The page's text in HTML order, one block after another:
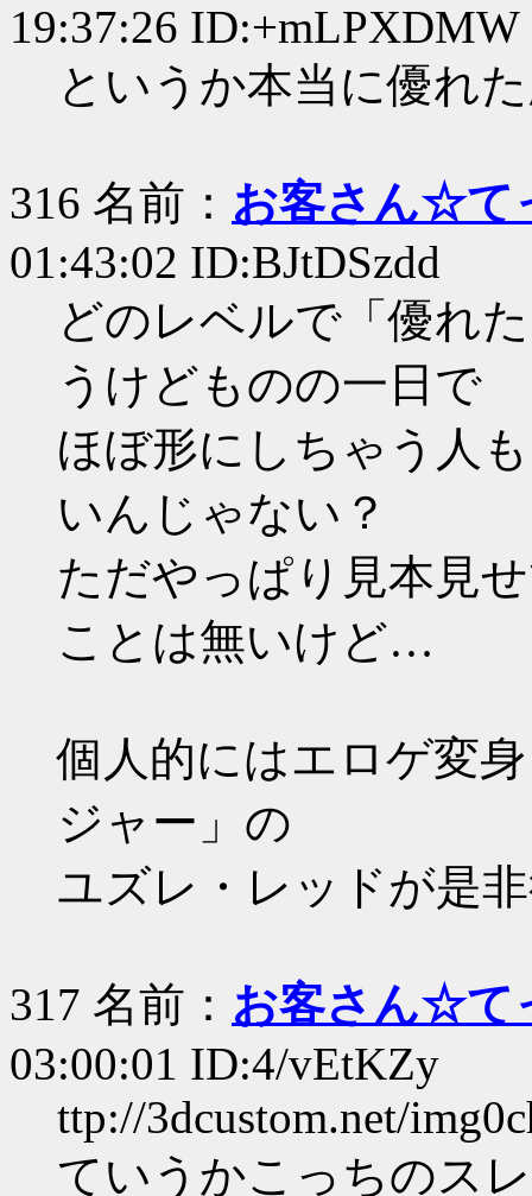
19:37:26 ID:+mLPXDMW
というか本当に優れ
316 名前： お客さん☆て
01:43:02 ID:BJtDSzdd
どのレベルで「優れ
うけどものの一日で
ほぼ形にしちゃう人
いんじゃない？
ただやっぱり見本見
ことは無いけど…
個人的にはエロゲ変
ジャー」の
ユズレ・レッドが是
317 名前： お客さん☆て
03:00:01 ID:4/vEtKZy
ttp://3dcustom.net/
ていうかこっちのス